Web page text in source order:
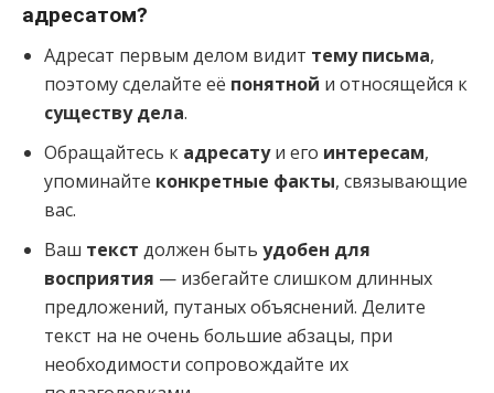
адресатом?
Адресат первым делом видит тему письма,
поэтому сделайте её понятной и относящейся к
существу дела.
Обращайтесь к адресатуи его интересам,
упоминайте конкретные факты, связывающие
вас.
Ваш текст должен быть удобен для
восприятия — избегайте слишком длинных
предложений, путаных объяснений. Делите
текст на не очень большие абзацы, при
необходимости сопровождайте их